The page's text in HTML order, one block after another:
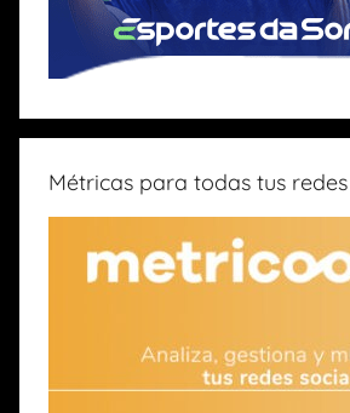
Métricas para todas tus